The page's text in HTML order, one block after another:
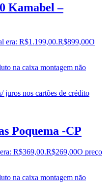
Kamabel –
era: R$1.199,00.R$899,00O
na caixa montagem não
juros nos cartões de crédito
Poquema -CP
R$369,00.R$269,00O preço
na caixa montagem não